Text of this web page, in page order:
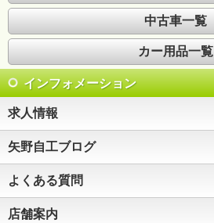
中古車一覧
カー用品一覧
インフォメーション
求人情報
矢野自工ブログ
よくある質問
店舗案内